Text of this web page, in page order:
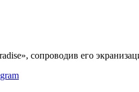
сопроводив его